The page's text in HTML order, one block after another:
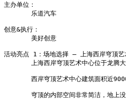
主办单位：
       乐道汽车
创意&执行：
       美好创意
活动亮点 1：场地选择 — 上海西岸穹顶艺
上海西岸穹顶艺术中心位于龙腾
西岸穹顶艺术中心建筑面积近
穹顶的内部空间非常简洁，地上没